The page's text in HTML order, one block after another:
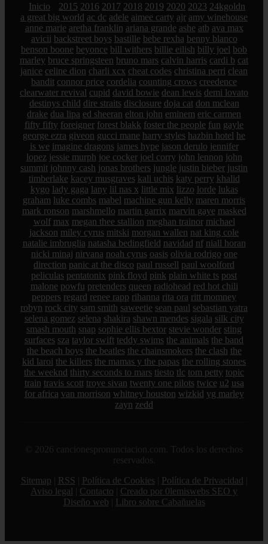
Inicio 2015 2016 2017 2018 2019 2020 2023 24kgoldn
a great big world ac dc adele aimee carty ajr amy winehouse
anne marie aretha franklin ariana grande ashe atb ava max
avicii backstreet boys bastille bebe rexha benny blanco
benson boone beyonce bill withers billie eilish billy joel bob
marley bruce springsteen bruno mars calvin harris cardi b cat
janice celine dion charli xcx cheat codes christina perri clean
bandit connor price cordelia counting crows creedence
clearwater revival cupid david bowie dean lewis demi lovato
destinys child dire straits disclosure doja cat don mclean
drake dua lipa ed sheeran elton john eminem eric carmen
fifty fifty foreigner forest blakk foster the people fun gayle
george ezra giveon gucci mane harry styles hazbin hotel he
is we imagine dragons james hype jason derulo jennifer
lopez jessie murph joe cocker joel corry john lennon john
summit johnny cash jonas brothers jungle justin bieber justin
timberlake kacey musgraves kali uchis katy perry khalid
kygo lady gaga lany lil nas x little mix lizzo lorde lukas
graham luke combs mabel machine gun kelly maren morris
mark ronson marshmello martin garrix marvin gaye masked
wolf max megan thee stallion meghan trainor michael
jackson miley cyrus mitski morgan wallen nat king cole
natalie imbruglia natasha bedingfield navidad nf niall horan
nicki minaj nirvana noah cyrus oasis olivia rodrigo one
direction panic at the disco paul russell paul woolford
peliculas pentatonix pink floyd pink plain white ts post
malone powfu pretenders queen radiohead red hot chili
peppers regard renee rapp rihanna rita ora ritt momney
robyn rock city sam smith saweetie sean paul sebastian yatra
selena gomez selena shakira shawn mendes sigala silk city
smash mouth snap sophie ellis bextor stevie wonder sting
surfaces sza taylor swift teddy swims the animals the band
the beach boys the beatles the chainsmokers the clash the
kid laroi the killers the mamas y the papas the rolling stones
the weeknd thirty seconds to mars tiesto tlc tom petty topic
train travis scott troye sivan twenty one pilots twice u2 usa
for africa van morrison whitney houston wizkid yg marley
zayn zedd
© 2026 cancionespronunciacion.com. Todos los derechos
reservados.
Sitemap
RSS Política de Cookies Política de Privacidad
Aviso legal
Contacto
Creado por 0lemiswebs SEO y
Diseño web
Libro sobre Cabañuelas